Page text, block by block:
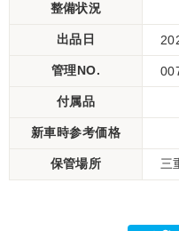
整備状況
出品日
管理NO.
付属品
新車時参考価格
保管場所 三